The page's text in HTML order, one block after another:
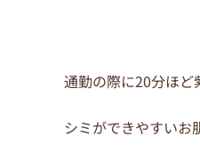
通勤の際に20分ほど
シミができやすいお